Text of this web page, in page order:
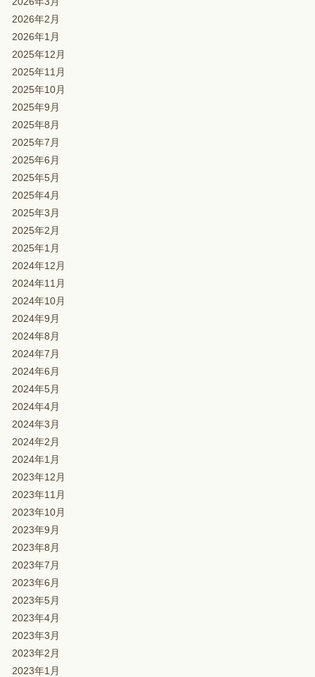
2026年2月
2026年1月
2025年12月
2025年11月
2025年10月
2025年9月
2025年8月
2025年7月
2025年6月
2025年5月
2025年4月
2025年3月
2025年2月
2025年1月
2024年12月
2024年11月
2024年10月
2024年9月
2024年8月
2024年7月
2024年6月
2024年5月
2024年4月
2024年3月
2024年2月
2024年1月
2023年12月
2023年11月
2023年10月
2023年9月
2023年8月
2023年7月
2023年6月
2023年5月
2023年4月
2023年3月
2023年2月
2023年1月